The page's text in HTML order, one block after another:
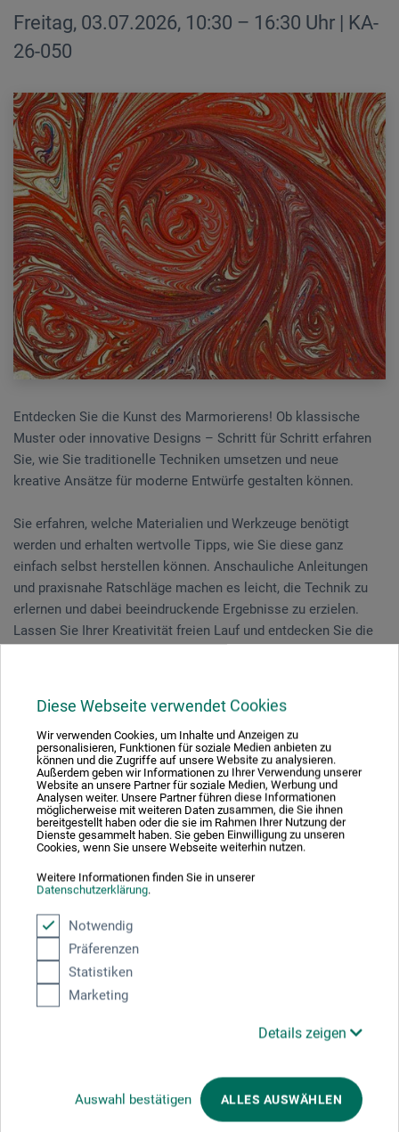
Diese Webseite verwendet Cookies
Wir verwenden Cookies, um Inhalte und Anzeigen zu
personalisieren, Funktionen für soziale Medien anbieten zu
können und die Zugriffe auf unsere Website zu analysieren.
Außerdem geben wir Informationen zu Ihrer Verwendung unserer
Website an unsere Partner für soziale Medien, Werbung und
Analysen weiter. Unsere Partner führen diese Informationen
möglicherweise mit weiteren Daten zusammen, die Sie ihnen
bereitgestellt haben oder die sie im Rahmen Ihrer Nutzung der
Dienste gesammelt haben. Sie geben Einwilligung zu unseren
Cookies, wenn Sie unsere Webseite weiterhin nutzen.
Weitere Informationen finden Sie in unserer
Datenschutzerklärung.
Notwendig
Präferenzen
Statistiken
Marketing
Details zeigen
Auswahl bestätigen ALLES AUSWÄHLEN
Freitag, 03.07.2026, 10:30 – 16:30 Uhr | KA-
26-050
Entdecken Sie die Kunst des Marmorierens! Ob klassische
Muster oder innovative Designs – Schritt für Schritt erfahren
Sie, wie Sie traditionelle Techniken umsetzen und neue
kreative Ansätze für moderne Entwürfe gestalten können.
Sie erfahren, welche Materialien und Werkzeuge benötigt
werden und erhalten wertvolle Tipps, wie Sie diese ganz
einfach selbst herstellen können. Anschauliche Anleitungen
und praxisnahe Ratschläge machen es leicht, die Technik zu
erlernen und dabei beeindruckende Ergebnisse zu erzielen.
Lassen Sie Ihrer Kreativität freien Lauf und entdecken Sie die
Vorkenntnisse sind nicht erforderlich.
Veranstaltungsdatum
03. Jul. 2026
Veranstaltung